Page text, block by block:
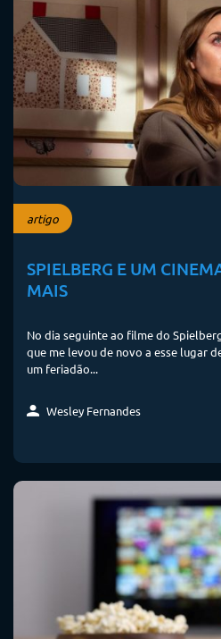
artigo
SPIELBERG E UM
MAIS
No dia seguinte ao filme do
que me levou de novo a esse lugar
um feriadão...
Wesley Fernandes